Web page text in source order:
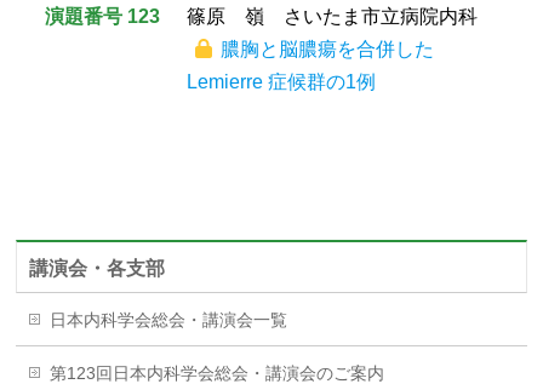
演題番号 123
篠原 嶺 さいたま市立病院内科
膿胸と脳膿瘍を合併した
Lemierre 症候群の1例
講演会・各支部
日本内科学会総会・講演会一覧
第123回日本内科学会総会・講演会のご案内